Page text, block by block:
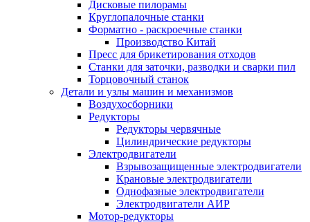
Дисковые пилорамы
Круглопалочные станки
Форматно - раскроечные станки
Производство Китай
Пресс для брикетирования отходов
Станки для заточки, разводки и сварки пил
Торцовочный станок
Детали и узлы машин и механизмов
Воздухосборники
Редукторы
Редукторы червячные
Цилиндрические редукторы
Электродвигатели
Взрывозащищенные электродвигатели
Крановые электродвигатели
Однофазные электродвигатели
Электродвигатели АИР
Мотор-редукторы